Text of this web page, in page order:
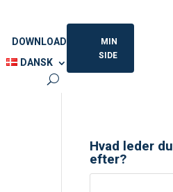
DOWNLOAD
DANSK
MIN
SIDE
Hvad leder du
efter?